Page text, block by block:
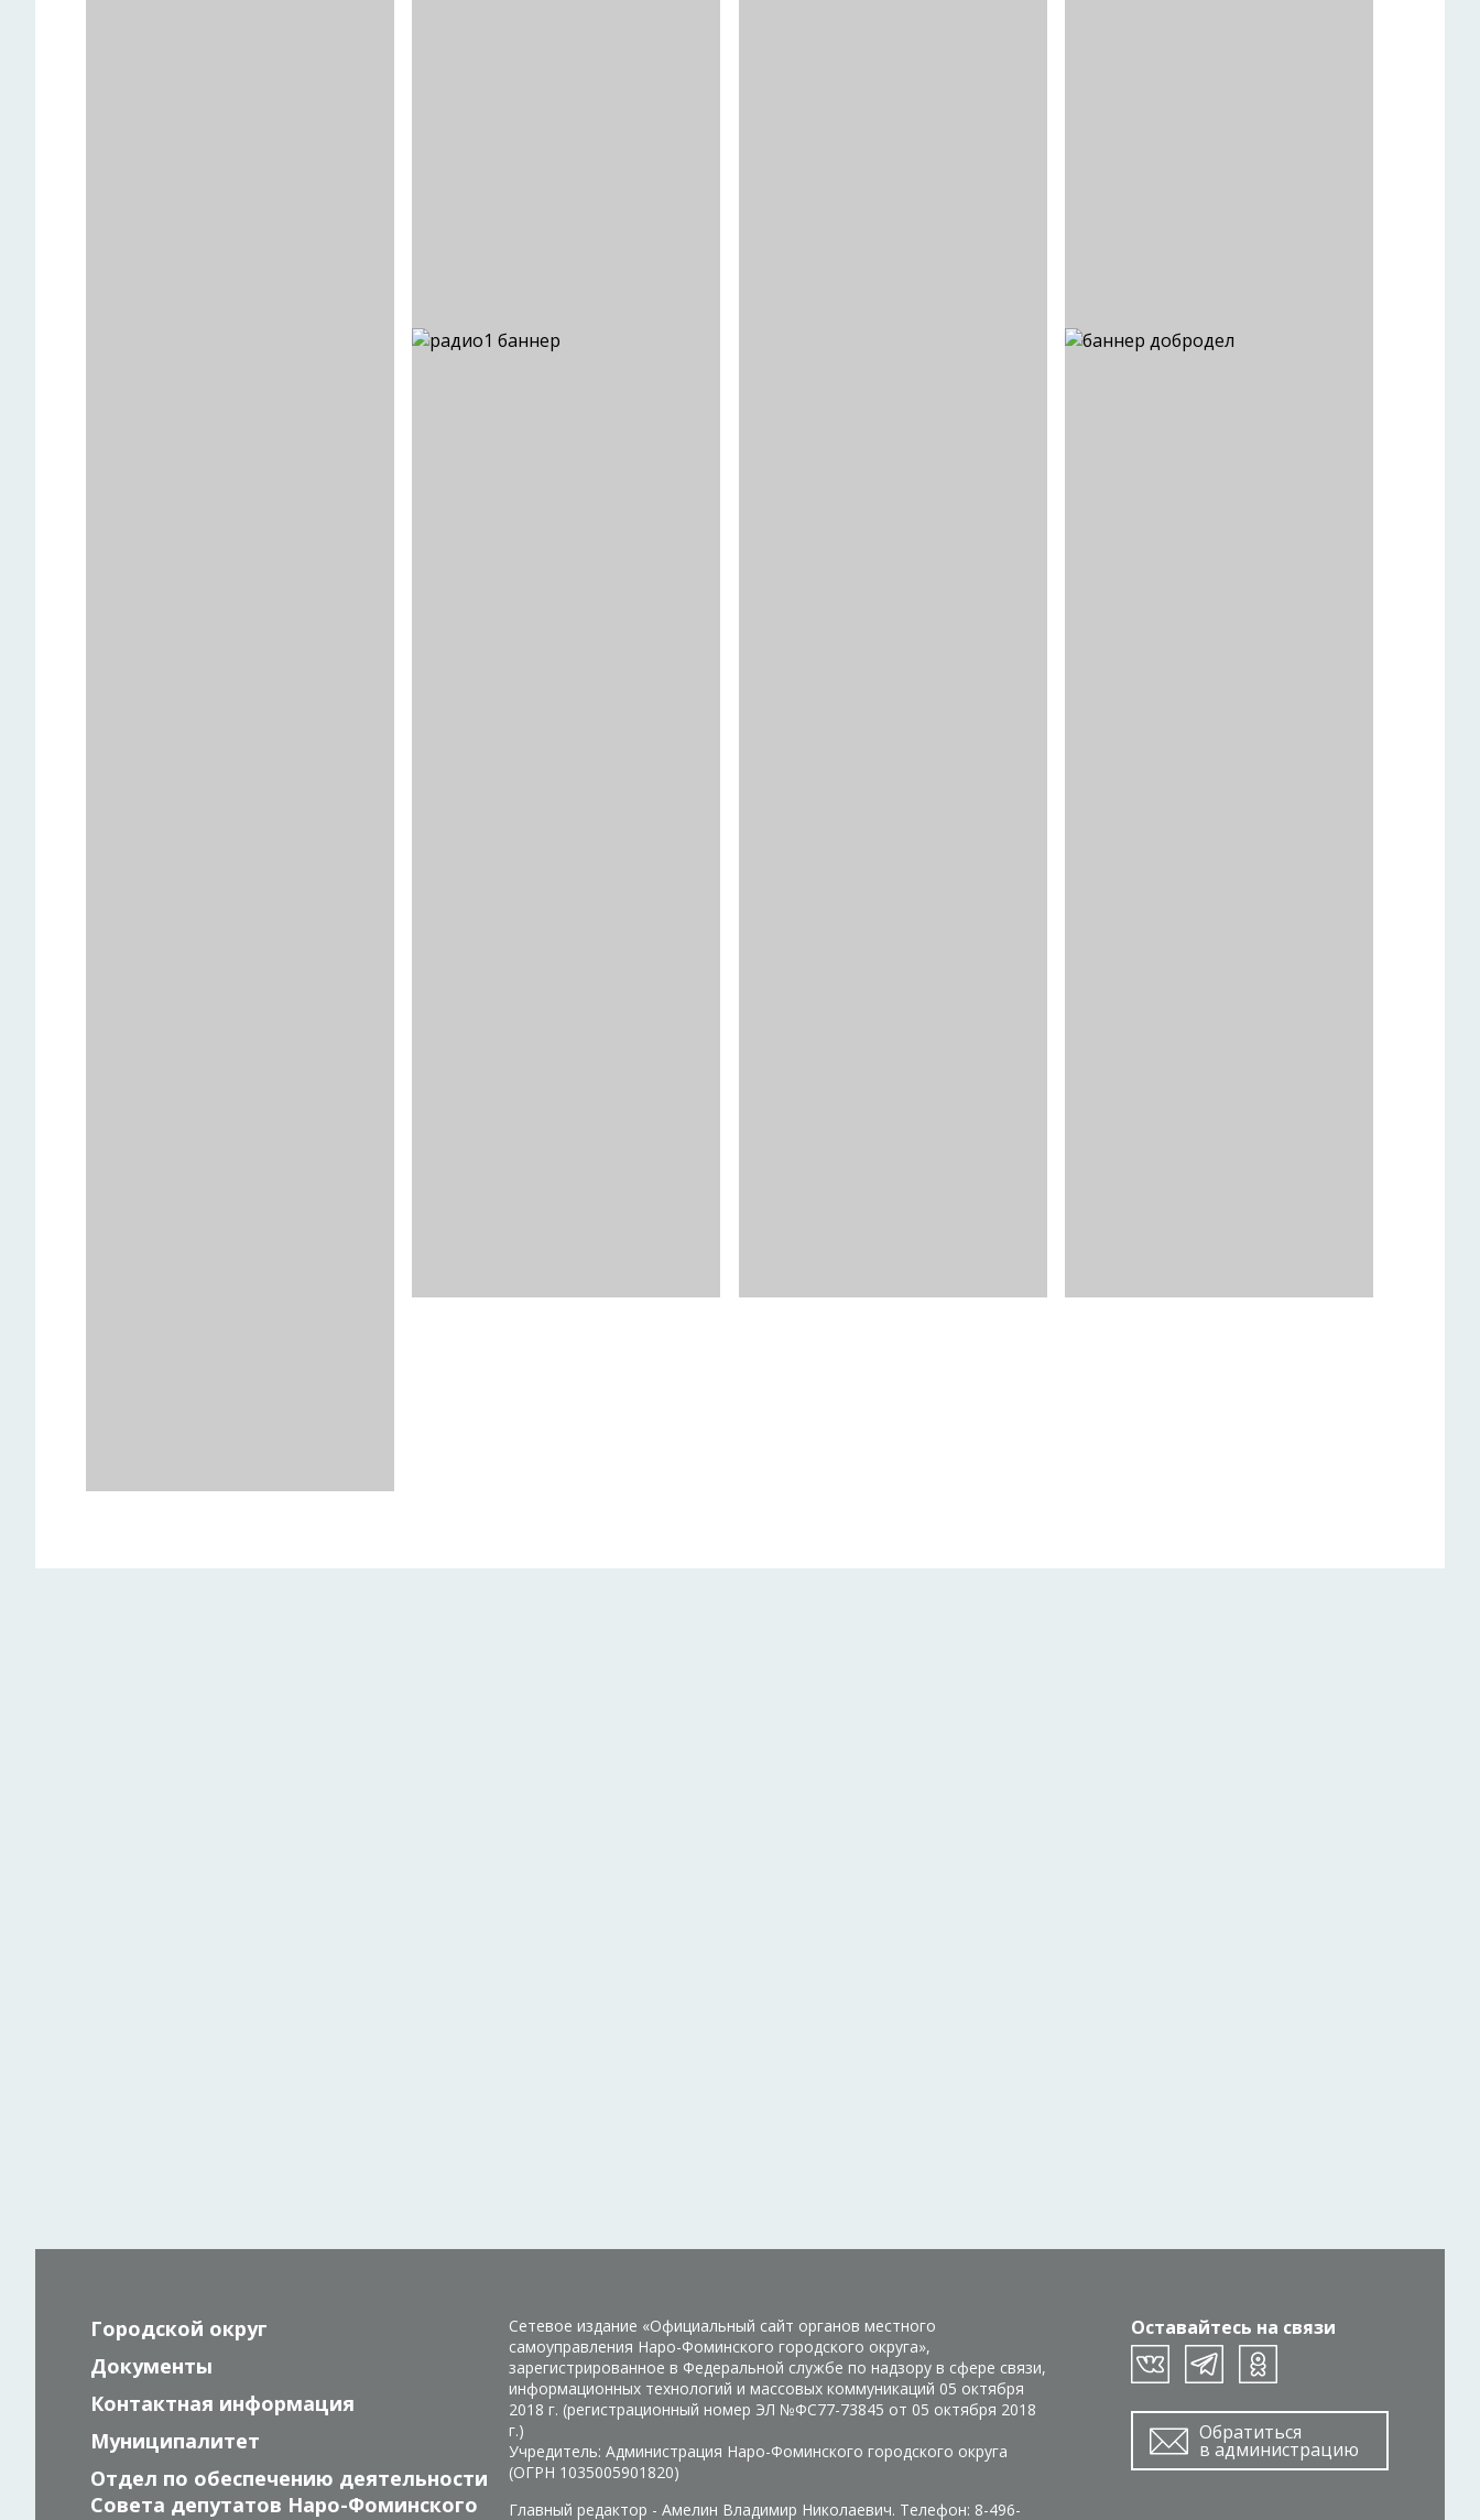
Оставайтесь на связи
Обратиться
в администрацию
Городской округ
Документы
Контактная информация
Муниципалитет
Отдел по обеспечению деятельности
Совета депутатов Наро-Фоминского
Сетевое издание «Официальный сайт органов местного
самоуправления Наро-Фоминского городского округа»,
зарегистрированное в Федеральной службе по надзору в сфере связи,
информационных технологий и массовых коммуникаций 05 октября
2018 г. (регистрационный номер ЭЛ №ФС77-73845 от 05 октября 2018
г.)
Учредитель: Администрация Наро-Фоминского городского округа
(ОГРН 1035005901820)
Главный редактор - Амелин Владимир Николаевич. Телефон: 8-496-